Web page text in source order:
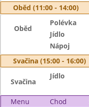
Oběd (11:00 - 14:00)
Oběd
Polévka
Jídlo
Nápoj
Svačina (15:00 - 16:00)
Svačina
Jídlo
Menu Chod